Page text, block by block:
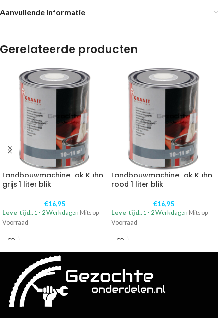
Aanvullende informatie
Gerelateerde producten
Landbouwmachine Lak Kuhn
grijs 1 liter blik
€16,95
Levertijd.: 1 - 2 Werkdagen Mits op
Voorraad
Landbouwmachine Lak Kuhn
rood 1 liter blik
€16,95
Levertijd.: 1 - 2 Werkdagen Mits op
Voorraad